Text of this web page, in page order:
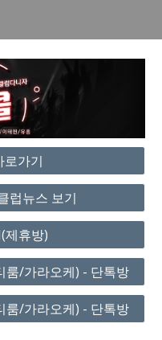
로가기
럽뉴스 보기
제휴방)
룸/가라오케) - 단톡방
룸/가라오케) - 단톡방